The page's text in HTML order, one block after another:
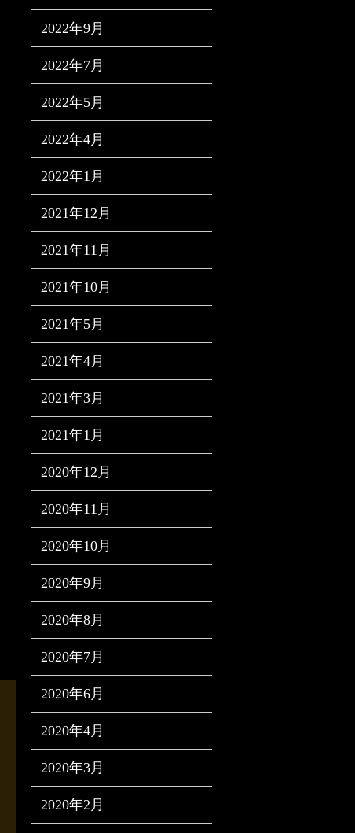
2022年9月
2022年7月
2022年5月
2022年4月
2022年1月
2021年12月
2021年11月
2021年10月
2021年5月
2021年4月
2021年3月
2021年1月
2020年12月
2020年11月
2020年10月
2020年9月
2020年8月
2020年7月
2020年6月
2020年4月
2020年3月
2020年2月